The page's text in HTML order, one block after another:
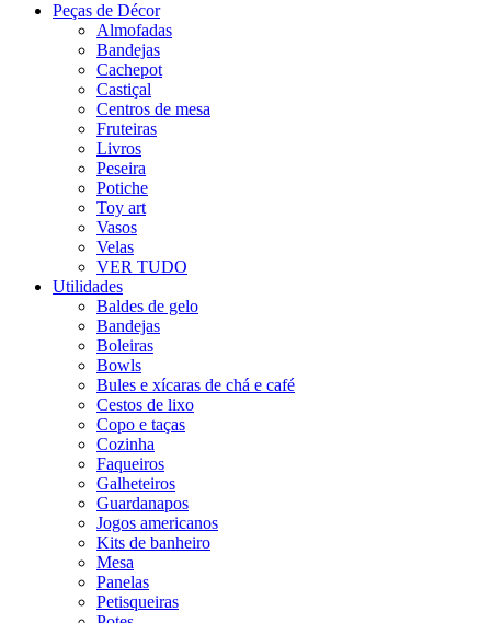
Peças de Décor
Almofadas
Bandejas
Cachepot
Castiçal
Centros de mesa
Fruteiras
Livros
Peseira
Potiche
Toy art
Vasos
Velas
VER TUDO
Utilidades
Baldes de gelo
Bandejas
Boleiras
Bowls
Bules e xícaras de chá e café
Cestos de lixo
Copo e taças
Cozinha
Faqueiros
Galheteiros
Guardanapos
Jogos americanos
Kits de banheiro
Mesa
Panelas
Petisqueiras